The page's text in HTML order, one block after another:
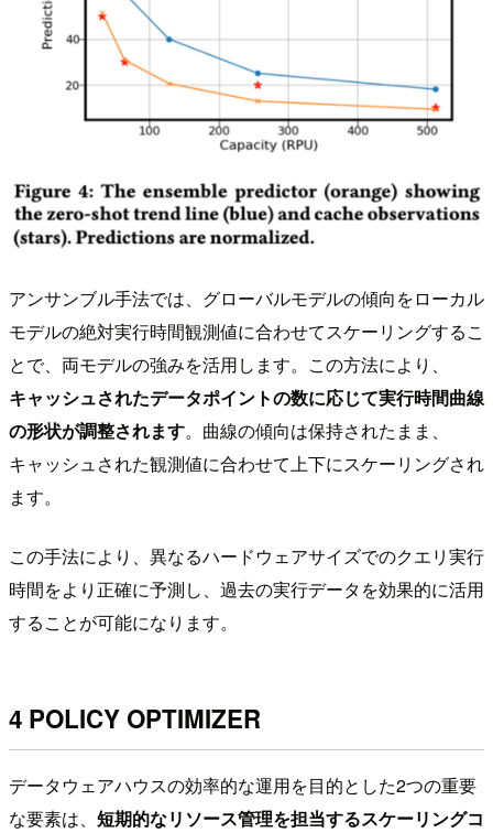
アンサンブル手法では、グローバルモデルの傾向をローカル
モデルの絶対実行時間観測値に合わせてスケーリングするこ
とで、両モデルの強みを活用します。この方法により、
キャッシュされたデータポイントの数に応じて実行時間曲線
の形状が調整されます。曲線の傾向は保持されたまま、
キャッシュされた観測値に合わせて上下にスケーリングされ
ます。
この手法により、異なるハードウェアサイズでのクエリ実行
時間をより正確に予測し、過去の実行データを効果的に活用
することが可能になります。
4 POLICY OPTIMIZER
データウェアハウスの効率的な運用を目的とした2つの重要
な要素は、 短期的なリソース管理を担当するスケーリングコ